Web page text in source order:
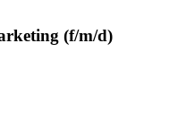
(f/m/d)